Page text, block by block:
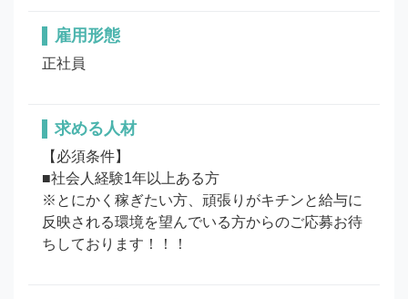
雇用形態
正社員
求める人材
【必須条件】
■社会人経験1年以上ある方
※とにかく稼ぎたい方、頑張りがキチンと給与に
反映される環境を望んでいる方からのご応募お待
ちしております！！！